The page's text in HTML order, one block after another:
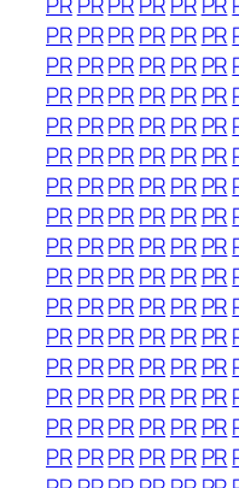
PRPRPRPRPR PR
PRPRPRPRPR PR
PRPRPRPRPR PR
PRPRPRPRPR PR
PRPRPRPRPR PR
PRPRPRPRPR PR
PRPRPRPRPR PR
PRPRPRPRPR PR
PRPRPRPRPR PR
PRPRPRPRPR PR
PRPRPRPRPR PR
PRPRPRPRPR PR
PRPRPRPRPR PR
PRPRPRPRPR PR
PRPRPRPRPR PR